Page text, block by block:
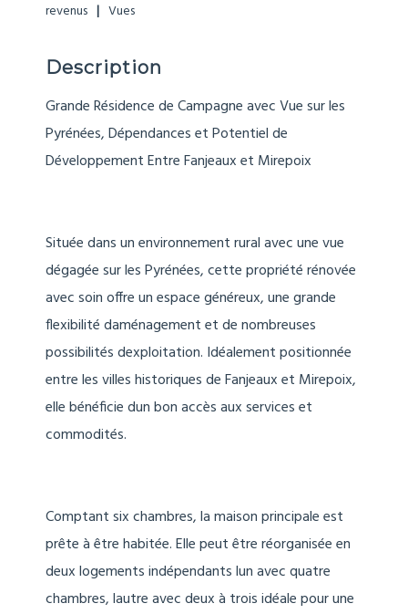
revenus
Vues
Description
Grande Résidence de Campagne avec Vue sur les
Pyrénées, Dépendances et Potentiel de
Développement Entre Fanjeaux et Mirepoix
Située dans un environnement rural avec une vue
dégagée sur les Pyrénées, cette propriété rénovée
avec soin offre un espace généreux, une grande
flexibilité daménagement et de nombreuses
possibilités dexploitation. Idéalement positionnée
entre les villes historiques de Fanjeaux et Mirepoix,
elle bénéficie dun bon accès aux services et
commodités.
Comptant six chambres, la maison principale est
prête à être habitée. Elle peut être réorganisée en
deux logements indépendants lun avec quatre
chambres, lautre avec deux à trois idéale pour une